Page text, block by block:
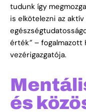
tudunk így
is elkötelezni az
érték” – fogalmazott
vezérigazgatója.
és